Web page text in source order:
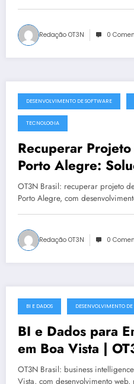
Redação OT3N 0
julho 19, 2025
DESENVOLVIMENTO DE SOFTWARE
TECNOLOGIA
Recuperar
Porto Alegre:
da OT3N Brasil
OT3N Brasil: recuperar projeto
Porto Alegre, com
Redação OT3N 0
julho 19, 2025
BI E DADOS DESENVOLVIMENTO
BI e Dados para
em Boa Vista |
5541
OT3N Brasil: business
Vista, com desenvolvimento